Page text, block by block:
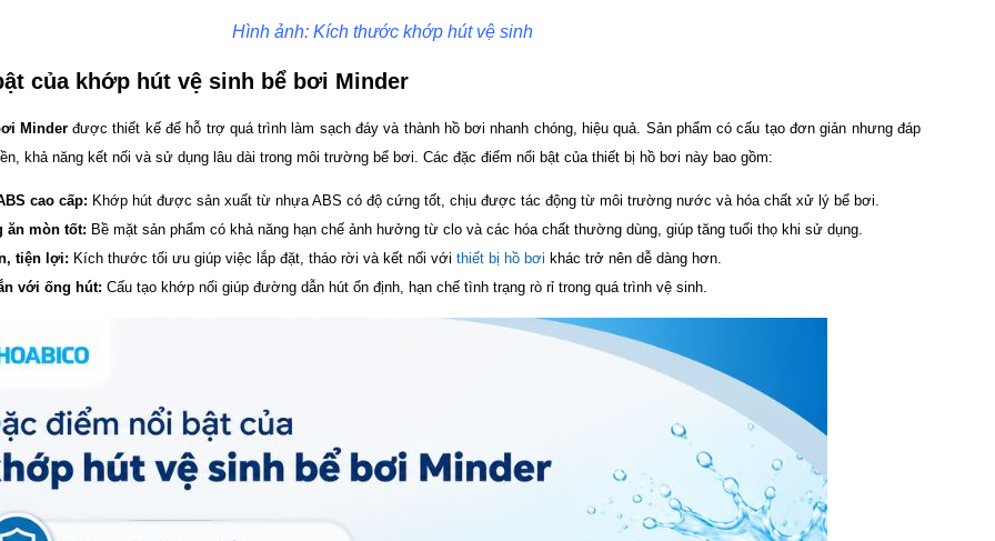
Hình ảnh: Kích thước khớp hút vệ sinh
của khớp hút vệ sinh bể bơi Minder
Minderđược thiết kế để hỗ trợ quá trình làm sạch đáy và thành hồ bơi nhanh chóng, hiệu quả. Sản phẩm có cấu tạo đơn giản nhưng đáp
khả năng kết nối và sử dụng lâu dài trong môi trường bể bơi. Các đặc điểm nổi bật của thiết bị hồ bơi này bao gồm:
cao cấp: Khớp hút được sản xuất từ nhựa ABS có độ cứng tốt, chịu được tác động từ môi trường nước và hóa chất xử lý bể bơi.
ăn mòn tốt: Bề mặt sản phẩm có khả năng hạn chế ảnh hưởng từ clo và các hóa chất thường dùng, giúp tăng tuổi thọ khi sử dụng.
tiện lợi: Kích thước tối ưu giúp việc lắp đặt, tháo rời và kết nối vớithiết bị hồ bơi khác trở nên dễ dàng hơn.
với ống hút: Cấu tạo khớp nối giúp đường dẫn hút ổn định, hạn chế tình trạng rò rỉ trong quá trình vệ sinh.